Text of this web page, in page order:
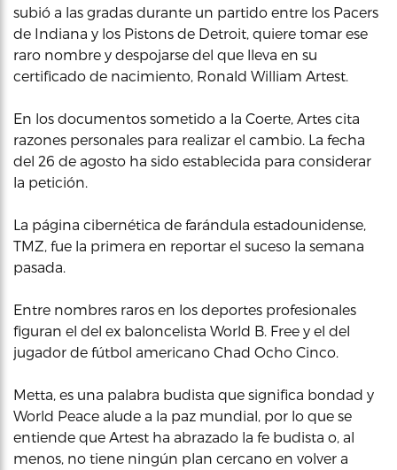
subió a las gradas durante un partido entre los Pacers
de Indiana y los Pistons de Detroit, quiere tomar ese
raro nombre y despojarse del que lleva en su
certificado de nacimiento, Ronald William Artest.
En los documentos sometido a la Coerte, Artes cita
razones personales para realizar el cambio. La fecha
del 26 de agosto ha sido establecida para considerar
la petición.
La página cibernética de farándula estadounidense,
TMZ, fue la primera en reportar el suceso la semana
pasada.
Entre nombres raros en los deportes profesionales
figuran el del ex baloncelista World B. Free y el del
jugador de fútbol americano Chad Ocho Cinco.
Metta, es una palabra budista que significa bondad y
World Peace alude a la paz mundial, por lo que se
entiende que Artest ha abrazado la fe budista o, al
menos, no tiene ningún plan cercano en volver a